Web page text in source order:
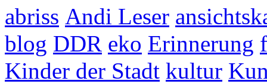
abriss Andi Leser
blog DDR eko Erinnerung
Kinder der Stadt kultur